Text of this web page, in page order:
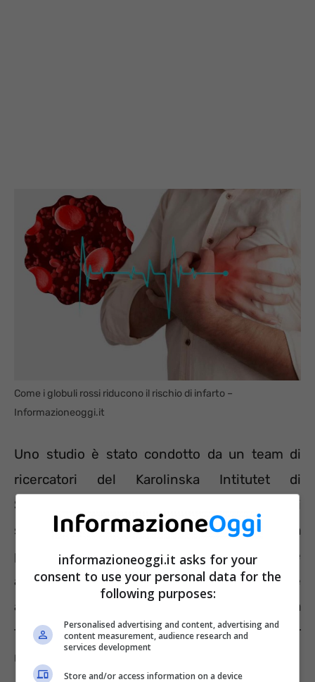
Come i globuli rossi riducono il rischio di infarto –
Informazioneoggi.it
Uno studio è stato condotto da un team di
ricercatori del Karolinska Intitutet di
Stoccolma e ha riportato risultati
sorprendenti. La protezione del cuore da
parte dei globuli rossi si può rafforzare
attraverso una dieta specifica che include
alimenti ricchi di nitrati. Rucola e verdure a
foglie verde sono, dunque, indispensabili per
ridurre il rischio di insorgenza dell’infarto.
informazioneoggi.it asks for your
consent to use your personal data for the
following purposes:
Personalised advertising and content, advertising and
content measurement, audience research and
services development
Store and/or access information on a device